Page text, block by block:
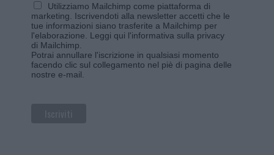
Utilizziamo Mailchimp come piattaforma di
marketing. Iscrivendoti alla newsletter accetti che le
tue informazioni siano trasferite a Mailchimp per
l'elaborazione. Leggi qui l'informativa sulla privacy
di Mailchimp
Potrai annullare l'iscrizione in qualsiasi momento
facendo clic sul collegamento nel piè di pagina delle
nostre e-mail.